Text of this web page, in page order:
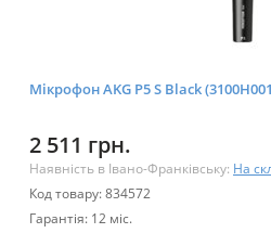
Мікрофон AKG P5 S Black
2 511 грн.
Наявність в Івано-Франківську: На
Код товару: 834572
Гарантія: 12 міс.